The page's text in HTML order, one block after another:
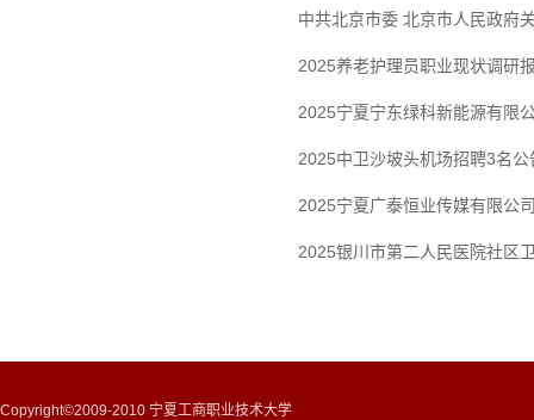
中共北京市委 北京市人民政府
2025养老护理员职业现状调研
2025宁夏宁东绿科新能源有限
2025中卫沙坡头机场招聘3名公
2025宁夏广泰恒业传媒有限公
2025银川市第二人民医院社区
Copyright©2009-2010 宁夏工商职业技术大学